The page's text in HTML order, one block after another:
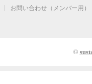
お問い合わせ（メンバー用）
©